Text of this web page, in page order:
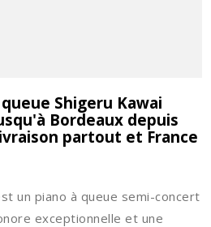
Shigeru Kawai
Bordeaux depuis
partout et France
un piano à queue semi-concert
exceptionnelle et une